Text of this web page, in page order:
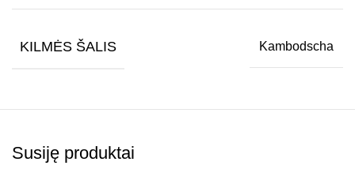
KILMĖS ŠALIS Kambodscha
Susiję produktai